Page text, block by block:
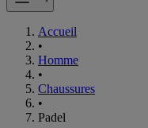
Accueil
•
Homme
•
Chaussures
•
Padel